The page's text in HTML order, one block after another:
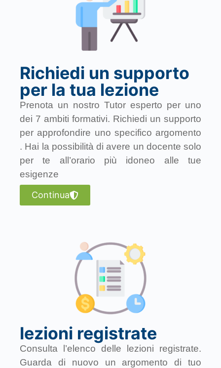
Richiedi un supporto
per la tua lezione
Prenota un nostro Tutor esperto per uno
dei 7 ambiti formativi. Richiedi un supporto
per approfondire uno specifico argomento
. Hai la possibilità di avere un docente solo
per te all’orario più idoneo alle tue
esigenze
Continua
lezioni registrate
Consulta l’elenco delle lezioni registrate.
Guarda di nuovo un argomento di tuo